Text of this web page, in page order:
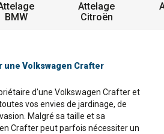
BMW
Attelage
Citroën
une Volkswagen Crafter
d'une Volkswagen Crafter et
vos envies de jardinage, de
Malgré sa taille et sa
Crafter peut parfois nécessiter un